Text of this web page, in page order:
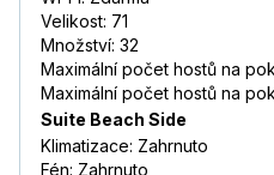
Velikost: 71
Množství: 32
Maximální počet hostů na
Maximální počet hostů na
Suite Beach Side
Klimatizace: Zahrnuto
Fén: Zahrnuto